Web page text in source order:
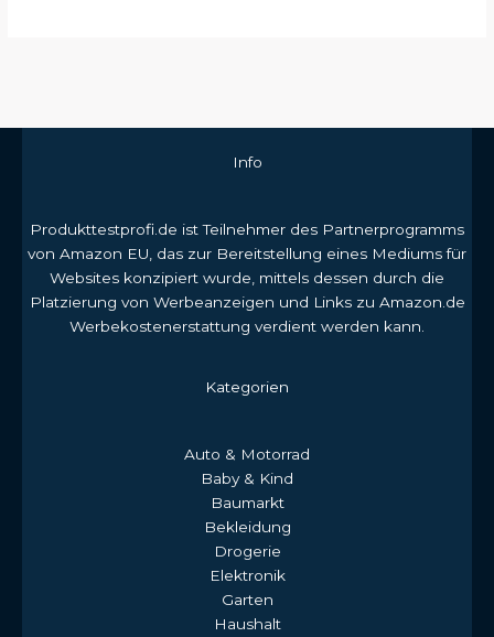
Info
Produkttestprofi.de ist Teilnehmer des Partnerprogramms
von Amazon EU, das zur Bereitstellung eines Mediums für
Websites konzipiert wurde, mittels dessen durch die
Platzierung von Werbeanzeigen und Links zu Amazon.de
Werbekostenerstattung verdient werden kann.
Kategorien
Auto & Motorrad
Baby & Kind
Baumarkt
Bekleidung
Drogerie
Elektronik
Garten
Haushalt